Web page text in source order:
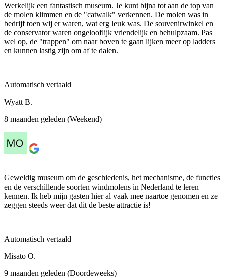
Werkelijk een fantastisch museum. Je kunt bijna tot aan de top van
de molen klimmen en de "catwalk" verkennen. De molen was in
bedrijf toen wij er waren, wat erg leuk was. De souvenirwinkel en
de conservator waren ongelooflijk vriendelijk en behulpzaam. Pas
wel op, de "trappen" om naar boven te gaan lijken meer op ladders
en kunnen lastig zijn om af te dalen.
Automatisch vertaald
Wyatt B.
8 maanden geleden (Weekend)
Geweldig museum om de geschiedenis, het mechanisme, de functies
en de verschillende soorten windmolens in Nederland te leren
kennen. Ik heb mijn gasten hier al vaak mee naartoe genomen en ze
zeggen steeds weer dat dit de beste attractie is!
Automatisch vertaald
Misato O.
9 maanden geleden (Doordeweeks)